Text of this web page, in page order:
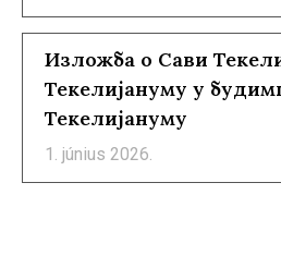
Изложба о Сави
Текелијануму у
Текелијануму
1. június 2026.